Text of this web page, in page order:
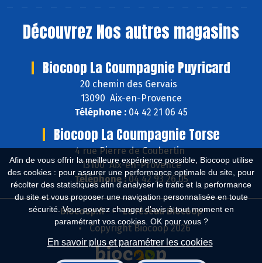
Afin de vous offrir la meilleure expérience possible, Biocoop utilise
des cookies : pour assurer une performance optimale du site, pour
récolter des statistiques afin d'analyser le trafic et la performance
du site et vous proposer une navigation personnalisée en toute
sécurité. Vous pouvez changer d'avis à tout moment en
paramétrant vos cookies. OK pour vous ?
En savoir plus et paramétrer les cookies
Découvrez Nos autres magasins
Biocoop La Coumpagnie Puyricard
20 chemin des Gervais
13090 Aix-en-Provence
Téléphone : 04 42 21 06 45
Biocoop La Coumpagnie Torse
4 rue Pierre de Coubertin
13100 Aix-en-Provence
Téléphone :04 42 93 26 05
Biocoop.fr
Le réseau Biocoop
Copyright Biocoop 2026